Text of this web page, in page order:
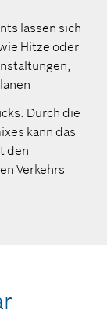
lassen sich
Hitze oder
Durch die
kann das
den
Verkehrs